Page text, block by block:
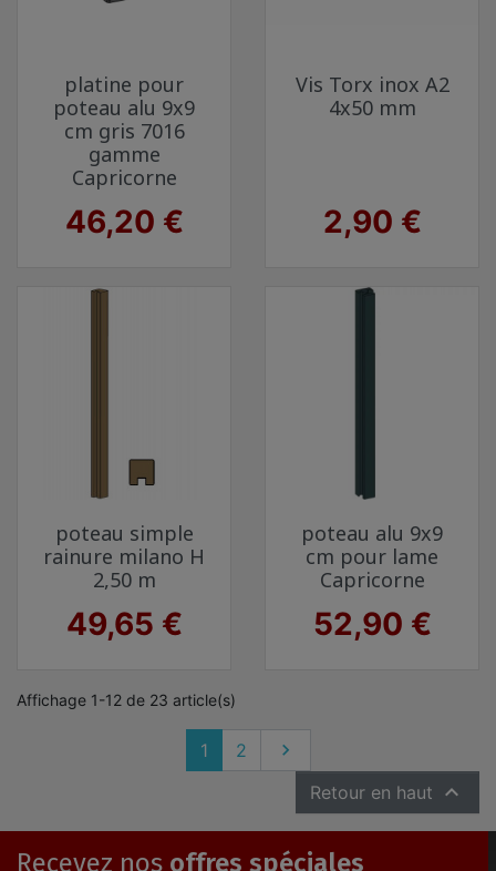
platine pour
poteau alu 9x9
cm gris 7016
gamme
Capricorne
Prix
46,20 €
Vis Torx inox A2
4x50 mm
Prix
2,90 €
poteau simple
rainure milano H
2,50 m
Prix
49,65 €
poteau alu 9x9
cm pour lame
Capricorne
Prix
52,90 €
Affichage 1-12 de 23 article(s)
1 2 Suivant

Retour en haut 
Recevez nos offres spéciales